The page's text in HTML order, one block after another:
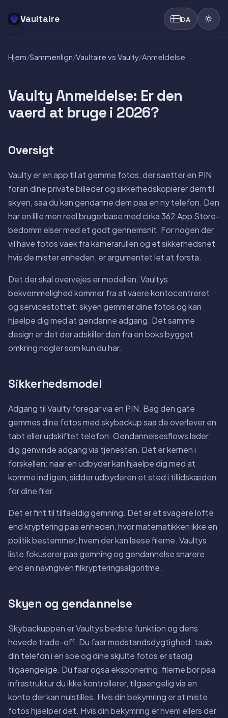
Vaultaire DA
Hjem/Sammenlign/Vaultaire vs Vaulty/Anmeldelse
Vaulty Anmeldelse: Er den
vaerd at bruge i 2026?
Oversigt
Vaulty er en app til at gemme fotos, der saetter en PIN
foran dine private billeder og sikkerhedskopierer dem til
skyen, saa du kan gendanne dem paa en ny telefon. Den
har en lille men reel brugerbase med cirka 362 App Store-
bedomm elser med et godt gennemsnit. For nogen der
vil have fotos vaek fra kamerarullen og et sikkerhedsnet
hvis de mister enheden, er argumentet let at forsta.
Det der skal overvejes er modellen. Vaultys
bekvemmelighed kommer fra at vaere kontocentreret
og servicestottet: skyen gemmer dine fotos og kan
hjaelpe dig med at gendanne adgang. Det samme
design er det der adskiller den fra en boks bygget
omkring nogler som kun du har.
Sikkerhedsmodel
Adgang til Vaulty foregar via en PIN. Bag den gate
gemmes dine fotos med skybackup saa de overlever en
tabt eller udskiftet telefon. Gendannelsesflows lader
dig genvinde adgang via tjenesten. Det er kernen i
forskellen: naar en udbyder kan hjaelpe dig med at
komme ind igen, sidder udbyderen et sted i tillidskæden
for dine filer.
Det er fint til tilfaeldig gemning. Det er et svagere lofte
end kryptering paa enheden, hvor matematikken ikke en
politik bestemmer, hvem der kan laese filerne. Vaultys
liste fokuserer paa gemning og gendannelse snarere
end en navngiven filkrypteringsalgoritme.
Skyen og gendannelse
Skybackuppen er Vaultys bedste funktion og dens
hovede trade-off. Du faar modstandsdygtighed: taab
din telefon i en soe og dine skjulte fotos er stadig
tilgaengelige. Du faar ogsa eksponering: filerne bor paa
infrastruktur du ikke kontrollerer, tilgaengelig via en
konto der kan nulstilles. Hvis din bekymring er at miste
fotos hjaelper det. Hvis din bekymring er hvem ellers der